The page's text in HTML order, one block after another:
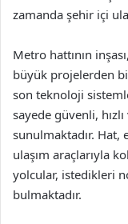
zamanda şehir içi
Metro hattının
büyük projelerden
son teknoloji
sayede güvenli,
sunulmaktadır. Hat,
ulaşım araçlarıyla
yolcular, istedikleri
bulmaktadır.